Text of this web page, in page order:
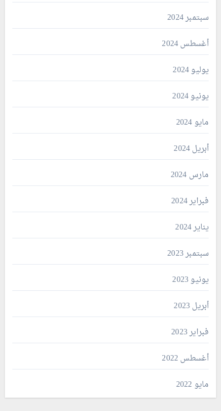
سبتمبر 2024
أغسطس 2024
يوليو 2024
يونيو 2024
مايو 2024
أبريل 2024
مارس 2024
فبراير 2024
يناير 2024
سبتمبر 2023
يونيو 2023
أبريل 2023
فبراير 2023
أغسطس 2022
مايو 2022